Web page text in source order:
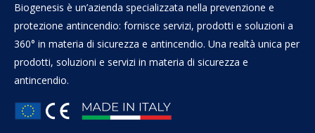
Biogenesis è un’azienda specializzata nella prevenzione e
protezione antincendio: fornisce servizi, prodotti e soluzioni a
360° in materia di sicurezza e antincendio. Una realtà unica per
prodotti, soluzioni e servizi in materia di sicurezza e
antincendio.